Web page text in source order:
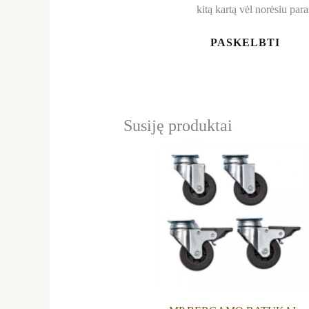
kitą kartą vėl norėsiu
Susiję produktai